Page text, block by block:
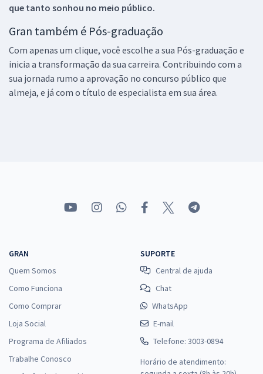
que tanto sonhou no meio público.
Gran também é Pós-graduação
Com apenas um clique, você escolhe a sua Pós-graduação e
inicia a transformação da sua carreira. Contribuindo com a
sua jornada rumo a aprovação no concurso público que
almeja, e já com o título de especialista em sua área.
GRAN
Quem Somos
Como Funciona
Como Comprar
Loja Social
Programa de Afiliados
Trabalhe Conosco
SUPORTE
Central de ajuda
Chat
WhatsApp
E-mail
Telefone: 3003-0894
Horário de atendimento: